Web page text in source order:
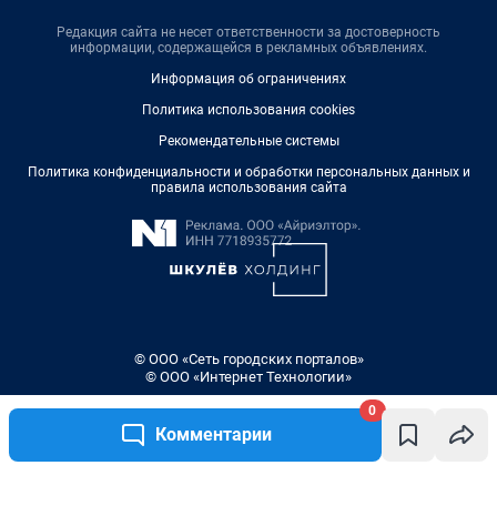
Комментарии
0
Редакция сайта не несет ответственности за достоверность
информации, содержащейся в рекламных объявлениях.
Информация об ограничениях
Политика использования cookies
Рекомендательные системы
Политика конфиденциальности и обработки персональных данных и
правила использования сайта
© ООО «Сеть городских порталов»
© ООО «Интернет Технологии»